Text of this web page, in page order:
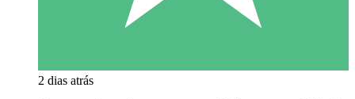
2 dias atrás